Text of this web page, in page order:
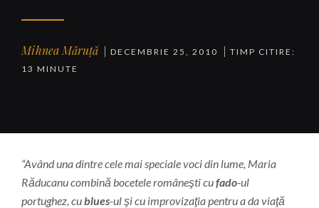
Mihnea Măruță DECEMBRIE 25, 2010
TIMP CITIRE:
13 MINUTE
“Având una dintre cele mai speciale voci din lume, Maria
Răducanu combină bocetele româneşti cufado-ul
portughez, cublues-ul şi cu improvizaţia pentru a da viaţă